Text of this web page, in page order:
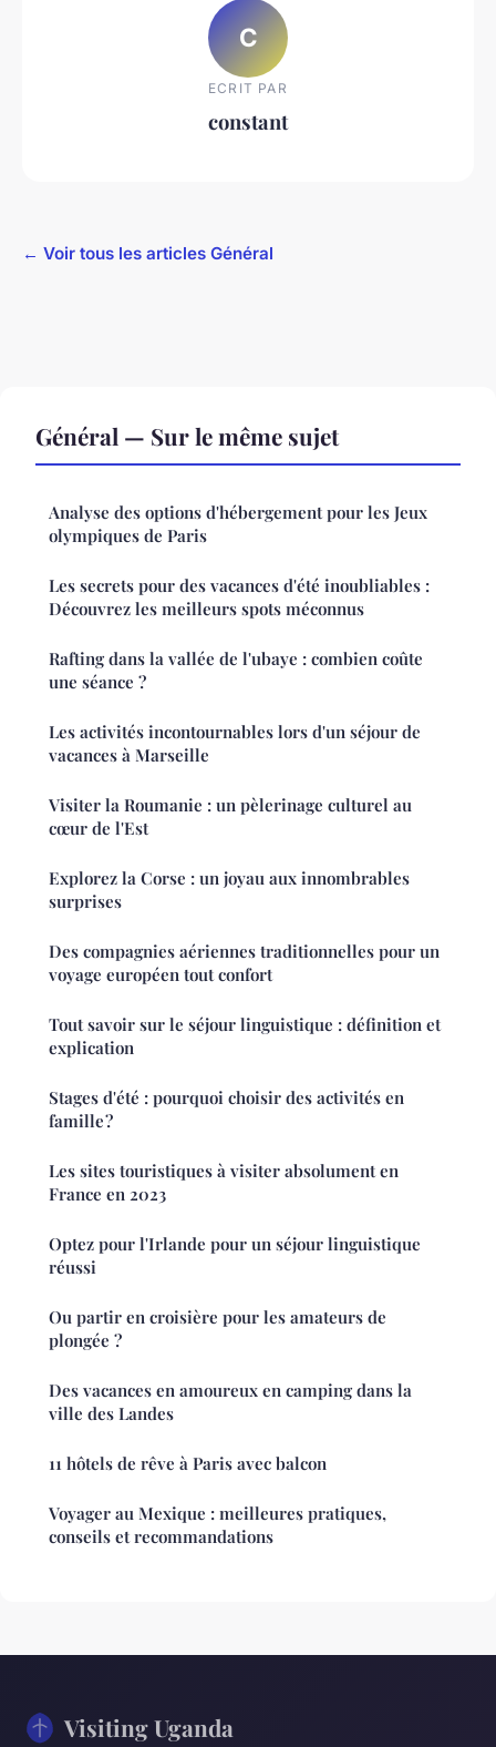
C
ECRIT PAR
constant
← Voir tous les articles Général
Général — Sur le même sujet
Analyse des options d'hébergement pour les Jeux
olympiques de Paris
Les secrets pour des vacances d'été inoubliables :
Découvrez les meilleurs spots méconnus
Rafting dans la vallée de l'ubaye : combien coûte
une séance ?
Les activités incontournables lors d'un séjour de
vacances à Marseille
Visiter la Roumanie : un pèlerinage culturel au
cœur de l'Est
Explorez la Corse : un joyau aux innombrables
surprises
Des compagnies aériennes traditionnelles pour un
voyage européen tout confort
Tout savoir sur le séjour linguistique : définition et
explication
Stages d'été : pourquoi choisir des activités en
famille ?
Les sites touristiques à visiter absolument en
France en 2023
Optez pour l'Irlande pour un séjour linguistique
réussi
Ou partir en croisière pour les amateurs de
plongée ?
Des vacances en amoureux en camping dans la
ville des Landes
11 hôtels de rêve à Paris avec balcon
Voyager au Mexique : meilleures pratiques,
conseils et recommandations
Visiting Uganda